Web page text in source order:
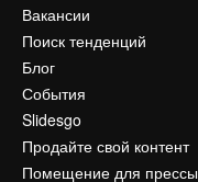
Вакансии
Поиск тенденций
Блог
События
Slidesgo
Продайте свой контент
Помещение для прессы